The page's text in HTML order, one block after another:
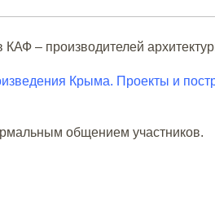
– производителей
Крыма. Проекты и
общением участников.